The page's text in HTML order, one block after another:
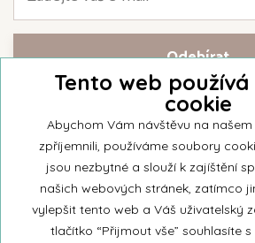
Přihlašte se k našemu newsletteru a buďte
nejnovějších kolekcích svíček a aktualitách
© 2026 Unipar
Tento web
cookie
Abychom Vám návštěvu na
zpříjemnili, používáme soubory
jsou nezbytné a slouží k zajíštění
našich webových stránek, zatímco
vylepšit tento web a Váš uživatelský
tlačítko “Přijmout vše” souhlasíte